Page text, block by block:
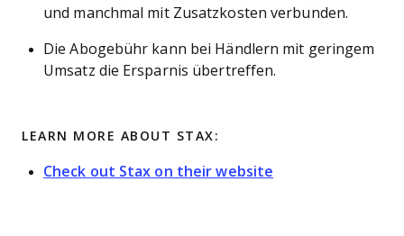
und manchmal mit Zusatzkosten verbunden.
Die Abogebühr kann bei Händlern mit geringem
Umsatz die Ersparnis übertreffen.
LEARN MORE ABOUT STAX:
Check out Stax on their website